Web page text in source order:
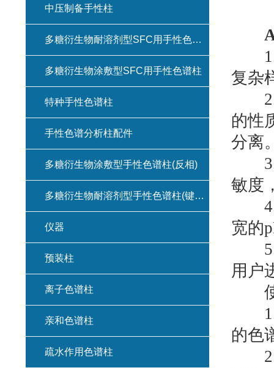
1.
复杂
2.
的性
分离
3.
敏度
4.
宽的
5.
用户
使
1.
的色
2.
中压制备手性柱
多糖衍生物耐溶剂型SFC用手性色谱柱(键合型手性色谱柱)
多糖衍生物涂敷型SFC用手性色谱柱
特种手性色谱柱
手性色谱分析柱配件
多糖衍生物涂敷型手性色谱柱(反相)
多糖衍生物耐溶剂型手性色谱柱(键合型手性色谱柱)
仪器
预装柱
离子色谱柱
亲和色谱柱
疏水作用色谱柱